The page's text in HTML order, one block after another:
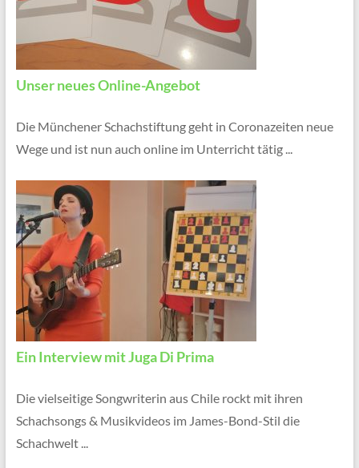
Unser neues Online-Angebot
Die Münchener Schachstiftung geht in Coronazeiten neue
Wege und ist nun auch online im Unterricht tätig ...
Ein Interview mit Juga Di Prima
Die vielseitige Songwriterin aus Chile rockt mit ihren
Schachsongs & Musikvideos im James-Bond-Stil die
Schachwelt ...